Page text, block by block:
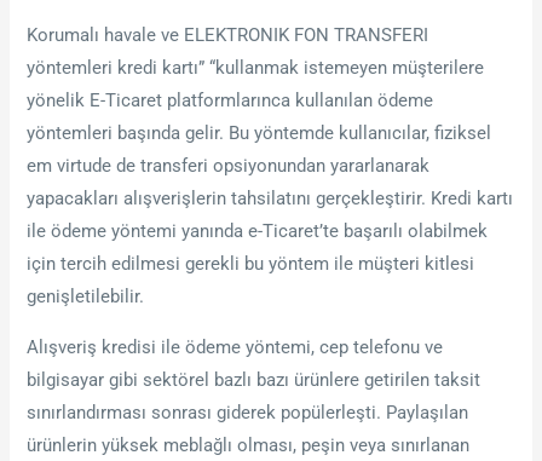
Korumalı havale ve ELEKTRONIK FON TRANSFERI
yöntemleri kredi kartı” “kullanmak istemeyen müşterilere
yönelik E-Ticaret platformlarınca kullanılan ödeme
yöntemleri başında gelir. Bu yöntemde kullanıcılar, fiziksel
em virtude de transferi opsiyonundan yararlanarak
yapacakları alışverişlerin tahsilatını gerçekleştirir. Kredi kartı
ile ödeme yöntemi yanında e-Ticaret’te başarılı olabilmek
için tercih edilmesi gerekli bu yöntem ile müşteri kitlesi
genişletilebilir.
Alışveriş kredisi ile ödeme yöntemi, cep telefonu ve
bilgisayar gibi sektörel bazlı bazı ürünlere getirilen taksit
sınırlandırması sonrası giderek popülerleşti. Paylaşılan
ürünlerin yüksek meblağlı olması, peşin veya sınırlanan